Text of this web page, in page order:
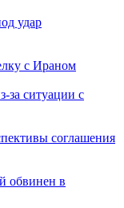
удар
с Ираном
за ситуации с
соглашения
обвинен в